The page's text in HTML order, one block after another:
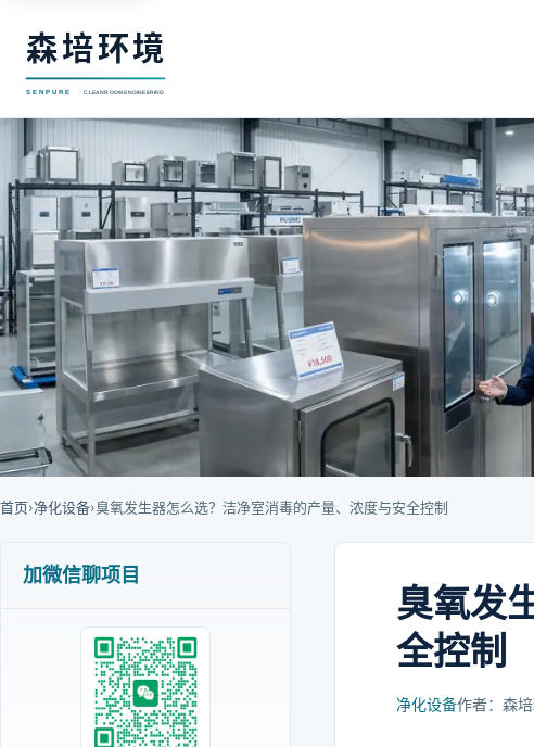
首页›净化设备›臭氧发生器怎么选？洁净室消毒的产量、浓度与安全控制
加微信聊项目
臭氧发
全控制
净化设备作者：森